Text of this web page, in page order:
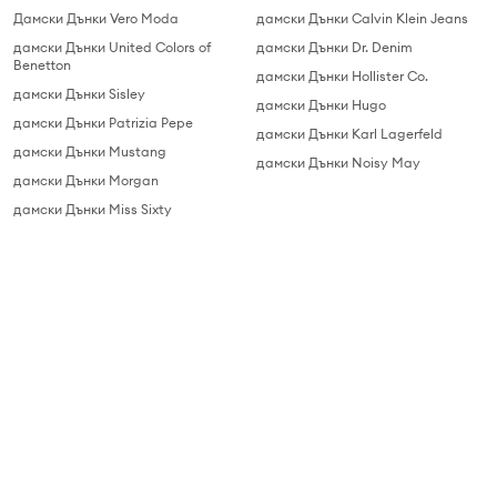
Дамски Дънки Vero Moda
дамски Дънки United Colors of
Benetton
дамски Дънки Sisley
дамски Дънки Patrizia Pepe
дамски Дънки Mustang
дамски Дънки Morgan
дамски Дънки Miss Sixty
дамски Дънки Calvin Klein Jeans
дамски Дънки Dr. Denim
дамски Дънки Hollister Co.
дамски Дънки Hugo
дамски Дънки Karl Lagerfeld
дамски Дънки Noisy May